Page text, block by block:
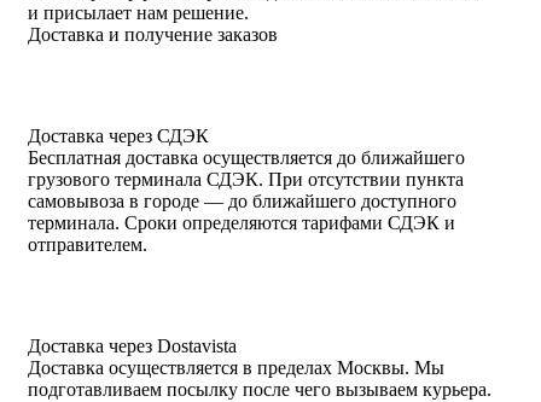
и присылает нам решение.
Доставка и получение заказов
Доставка через СДЭК
Бесплатная доставка осуществляется до ближайшего
грузового терминала СДЭК. При отсутствии пункта
самовывоза в городе — до ближайшего доступного
терминала. Сроки определяются тарифами СДЭК и
отправителем.
Доставка через Dostavista
Доставка осуществляется в пределах Москвы. Мы
подготавливаем посылку после чего вызываем курьера.